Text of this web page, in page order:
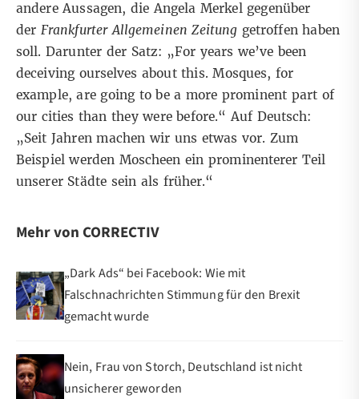
andere Aussagen, die Angela Merkel gegenüber
der Frankfurter Allgemeinen Zeitung getroffen haben
soll. Darunter der Satz: „For years we’ve been
deceiving ourselves about this. Mosques, for
example, are going to be a more prominent part of
our cities than they were before.“ Auf Deutsch:
„Seit Jahren machen wir uns etwas vor. Zum
Beispiel werden Moscheen ein prominenterer Teil
unserer Städte sein als früher.“
Mehr von CORRECTIV
„Dark Ads“ bei Facebook: Wie mit
Falschnachrichten Stimmung für den Brexit
gemacht wurde
Nein, Frau von Storch, Deutschland ist nicht
unsicherer geworden